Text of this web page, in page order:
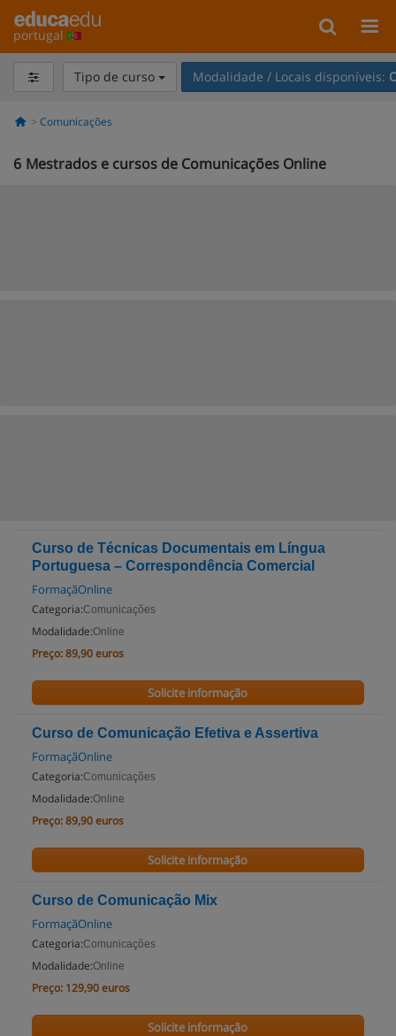
portugal
Tipo de curso Modalidade / Locais disponíveis:
Comunicações
6 Mestrados e cursos de Comunicações Online
Curso de Técnicas Documentais em Língua
Portuguesa – Correspondência Comercial
FormaçãOnline
Categoria:Comunicações
Modalidade:Online
Preço:89,90 euros
Solicite informação
Curso de Comunicação Efetiva e Assertiva
FormaçãOnline
Categoria:Comunicações
Modalidade:Online
Preço:89,90 euros
Solicite informação
Curso de Comunicação Mix
FormaçãOnline
Categoria:Comunicações
Modalidade:Online
Preço: 129,90 euros
Solicite informação